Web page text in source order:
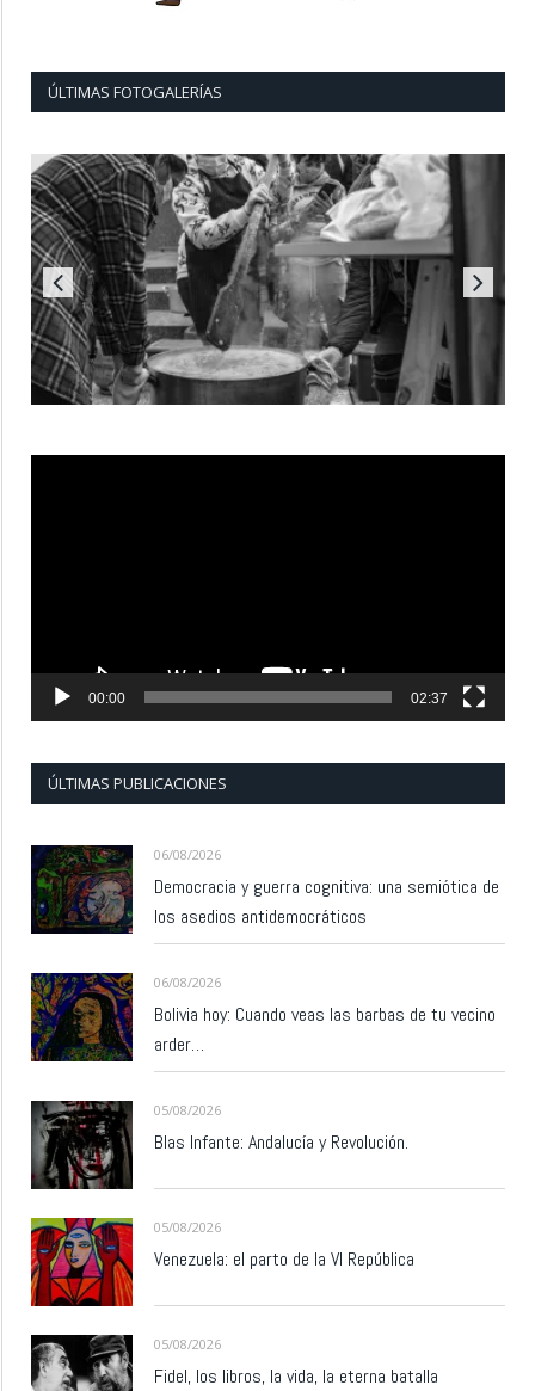
ÚLTIMAS FOTOGALERÍAS
00:00 02:37
ÚLTIMAS PUBLICACIONES
06/08/2026
Democracia y guerra cognitiva: una semiótica de
los asedios antidemocráticos
06/08/2026
Bolivia hoy: Cuando veas las barbas de tu vecino
arder…
05/08/2026
Blas Infante: Andalucía y Revolución.
05/08/2026
Venezuela: el parto de la VI República
05/08/2026
Fidel, los libros, la vida, la eterna batalla